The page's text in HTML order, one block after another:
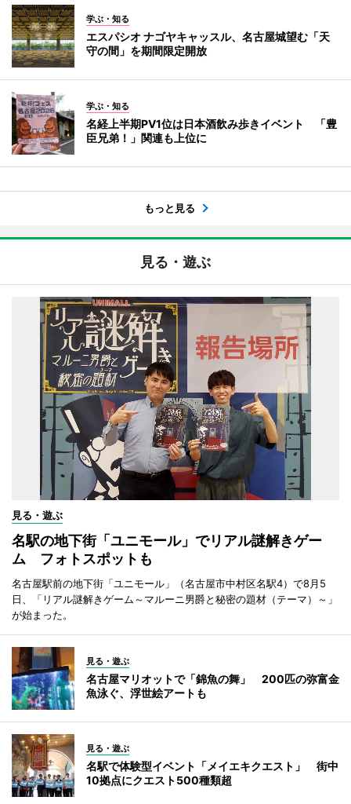
学ぶ・知る
エスパシオ ナゴヤキャッスル、名古屋城望む「天
守の間」を期間限定開放
学ぶ・知る
名経上半期PV1位は日本酒飲み歩きイベント 「豊
臣兄弟！」関連も上位に
もっと見る
見る・遊ぶ
見る・遊ぶ
名駅の地下街「ユニモール」でリアル謎解きゲー
ム フォトスポットも
名古屋駅前の地下街「ユニモール」（名古屋市中村区名駅4）で8月5
日、「リアル謎解きゲーム～マルーニ男爵と秘密の題材（テーマ）～」
が始まった。
見る・遊ぶ
名古屋マリオットで「錦魚の舞」 200匹の弥富金
魚泳ぐ、浮世絵アートも
見る・遊ぶ
名駅で体験型イベント「メイエキクエスト」 街中
10拠点にクエスト500種類超